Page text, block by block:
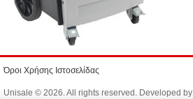
Όροι Χρήσης Ιστοσελίδας
Unisale © 2026. All rights reserved. Developed by